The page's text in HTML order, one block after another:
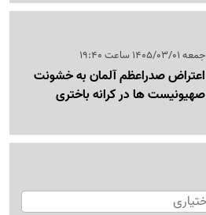
جمعه 1405/03/01 ساعت 19:40
اعتراض صدراعظم آلمان به خشونت
صهیونیست ها در کرانه باختری